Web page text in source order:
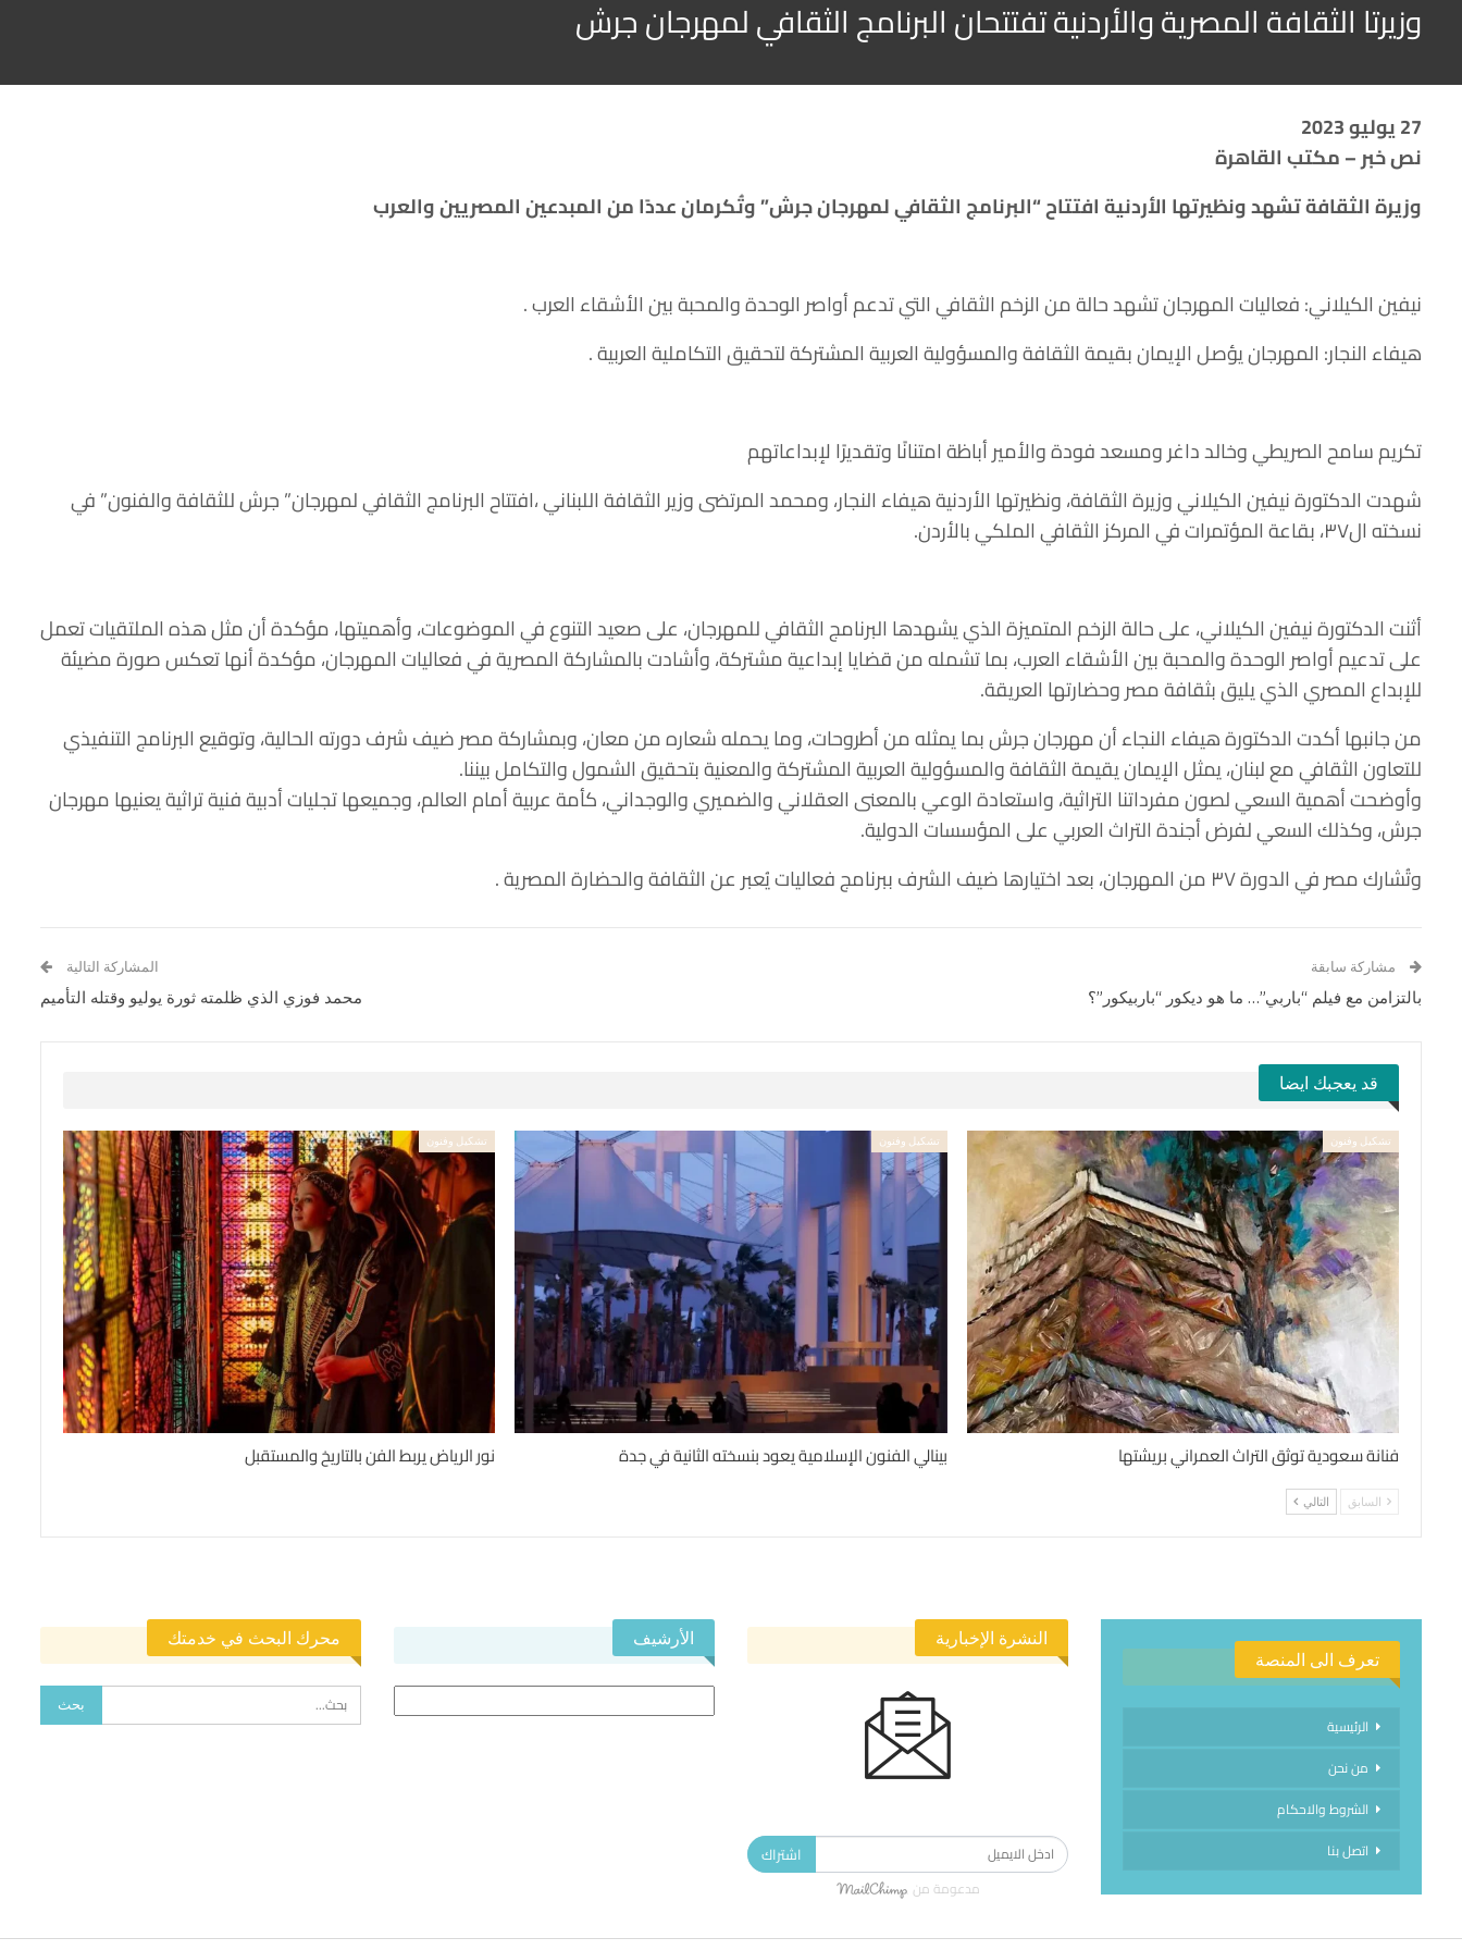
وزيرتا الثقافة المصرية والأردنية تفتتحان البرنامج الثقافي لمهرجان جرش
27 يوليو 2023
نص خبر – مكتب القاهرة
وزيرة الثقافة تشهد ونظيرتها الأردنية افتتاح “البرنامج ‏الثقافي لمهرجان جرش” وتُكرمان عددًا من المبدعين المصريين والعرب ‏
نيفين الكيلاني: فعاليات المهرجان تشهد حالة من الزخم الثقافي التي تدعم أواصر الوحدة والمحبة بين الأشقاء ‏العرب .
هيفاء النجار: المهرجان يؤصل الإيمان بقيمة الثقافة والمسؤولية العربية ‏المشتركة لتحقيق التكاملية العربية .
تكريم سامح الصريطي وخالد داغر ومسعد فودة والأمير أباظة امتنانًا وتقديرًا لإبداعاتهم
شهدت الدكتورة نيفين الكيلاني وزيرة الثقافة، ونظيرتها الأردنية هيفاء النجار، ومحمد المرتضى وزير الثقافة اللبناني ،افتتاح البرنامج الثقافي لمهرجان” جرش للثقافة ‏والفنون” في
نسخته ال٣٧، بقاعة المؤتمرات في المركز الثقافي الملكي بالأردن.
أثنت الدكتورة نيفين الكيلاني، على حالة الزخم المتميزة الذي يشهدها ‏البرنامج الثقافي للمهرجان، على صعيد التنوع في الموضوعات، وأهميتها، ‏مؤكدة أن مثل هذه الملتقيات تعمل
على تدعيم ‏أواصر الوحدة والمحبة بين الأشقاء العرب، بما تشمله من قضايا إبداعية ‏مشتركة، وأشادت بالمشاركة المصرية في فعاليات المهرجان، مؤكدة أنها تعكس ‏صورة مضيئة
للإبداع المصري الذي يليق بثقافة مصر وحضارتها العريقة.‏
من جانبها أكدت الدكتورة هيفاء النجاء أن مهرجان جرش بما يمثله من أطروحات، وما ‏يحمله شعاره من معان، وبمشاركة مصر ضيف شرف دورته الحالية، وتوقيع ‏البرنامج التنفيذي
للتعاون الثقافي مع لبنان، يمثل الإيمان يقيمة الثقافة ‏والمسؤولية العربية المشتركة والمعنية بتحقيق الشمول والتكامل بيننا.‏
وأوضحت أهمية السعي لصون مفرداتنا التراثية، واستعادة الوعي بالمعنى ‏العقلاني والضميري والوجداني، كأمة عربية أمام العالم، وجميعها تجليات أدبية ‏فنية تراثية يعنيها مهرجان
جرش، وكذلك السعي لفرض أجندة التراث العربي ‏على المؤسسات الدولية‎.‎
وتُشارك مصر في الدورة ٣٧ من المهرجان، بعد اختيارها ضيف الشرف ‏ببرنامج فعاليات يُعبر عن الثقافة والحضارة المصرية .
مشاركة سابقة
بالتزامن مع فيلم “باربي”… ما هو ديكور “باربيكور”؟
المشاركة التالية
محمد فوزي الذي ظلمته ثورة يوليو وقتله التأميم
قد يعجبك ايضا
تشكيل وفنون
فنانة سعودية توثق التراث العمراني بريشتها
تشكيل وفنون
بينالي الفنون الإسلامية يعود بنسخته الثانية في جدة
تشكيل وفنون
نور الرياض يربط الفن بالتاريخ والمستقبل
السابق التالي
تعرف الى المنصة
الرئيسية
من نحن
الشروط والاحكام
اتصل بنا
النشرة الإخبارية
اشتراك
مدعومة من
الأرشيف محرك البحث في خدمتك